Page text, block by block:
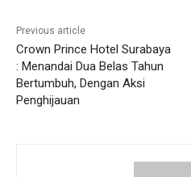
Previous article
Crown Prince Hotel Surabaya
: Menandai Dua Belas Tahun
Bertumbuh, Dengan Aksi
Penghijauan